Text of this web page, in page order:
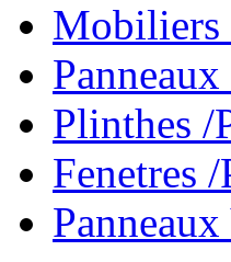
Mobiliers
Plinthes /
Fenetres
Panneaux